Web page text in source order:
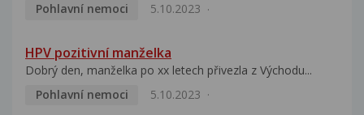
Pohlavní nemoci
5.10.2023
HPV pozitivní manželka
Dobrý den, manželka po xx letech přivezla z Východu...
Pohlavní nemoci
5.10.2023